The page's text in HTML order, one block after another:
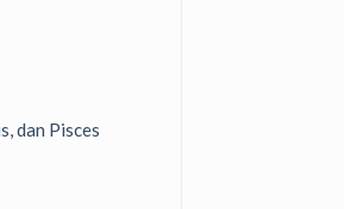
dan Pisces